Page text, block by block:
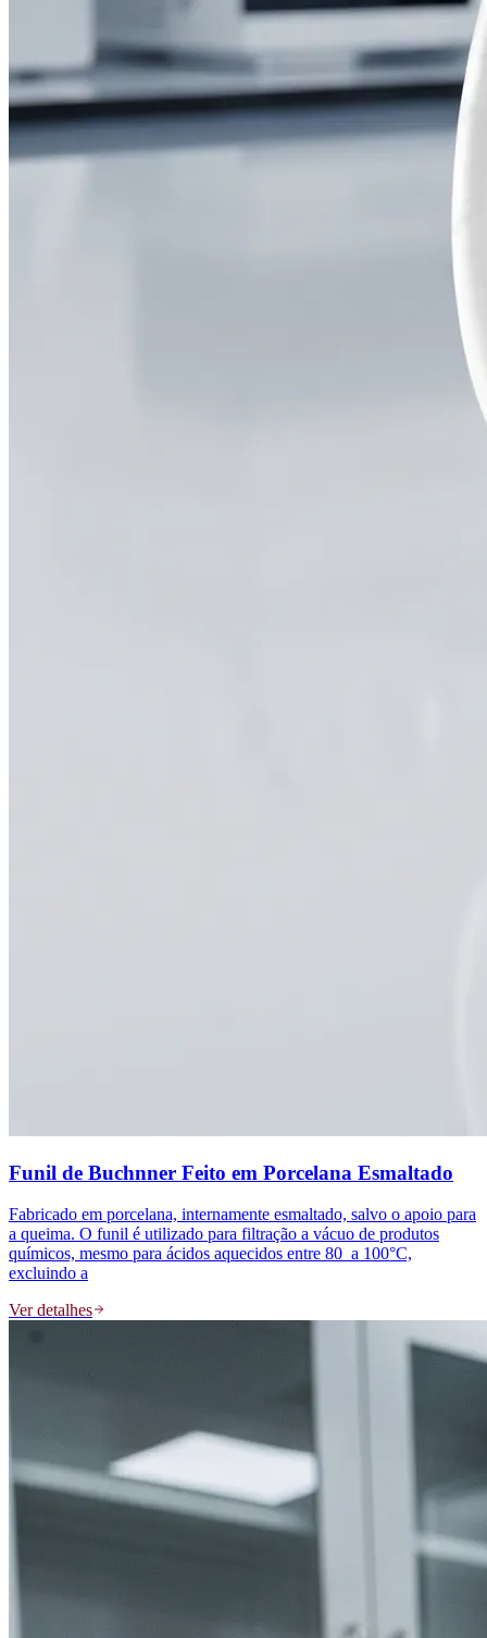
Funil de Buchnner Feito em Porcelana Esmaltado
Fabricado em porcelana, internamente esmaltado, salvo o apoio para
a queima. O funil é utilizado para filtração a vácuo de produtos
químicos, mesmo para ácidos aquecidos entre 80 a 100°C,
excluindo a
Ver detalhes